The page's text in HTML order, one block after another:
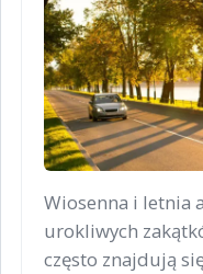
Wiosenna i letnia
urokliwych
często znajdują